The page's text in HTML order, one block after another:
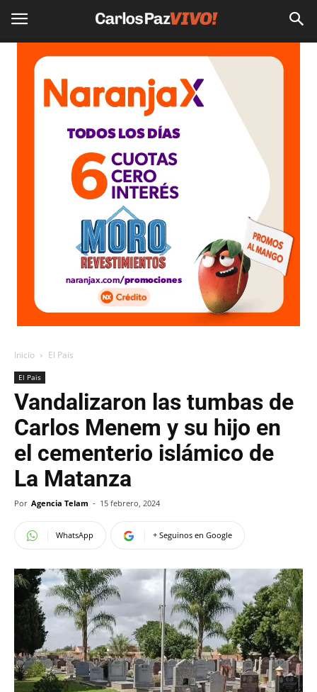
Inicio El Pais
El Pais
Vandalizaron las tumbas de
Carlos Menem y su hijo en
el cementerio islámico de
La Matanza
Por Agencia Telam - 15 febrero, 2024
WhatsApp + Seguinos en Google